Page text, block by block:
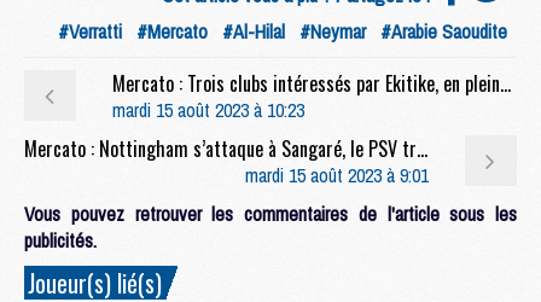
#Verratti #Mercato #Al-Hilal #Neymar #Arabie Saoudite
Mercato : Trois clubs intéressés par Ekitike, en pleine réflexion sur son avenir
mardi 15 août 2023 à 10:23
Mercato : Nottingham s’attaque à Sangaré, le PSV très clair sur ses exigences
mardi 15 août 2023 à 9:01
Vous pouvez retrouver les commentaires de l'article sous les
publicités.
Joueur(s) lié(s)